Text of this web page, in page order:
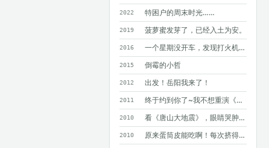
2022 特困户的周末时光……
2019 菠萝蜜发芽了，已经入土为安。
2016 一个星期没开车，发现打火机在暴晒的车里爆了！?
2015 倒霉的小哲
2012 出发！岳阳我来了！
2011 终于约到你了~我不想重演《同桌的你》M...
2010 看《唐山大地震》，眼睛哭肿了……
2010 原来蛋筒皮能吃啊！每次挤得满手都是……